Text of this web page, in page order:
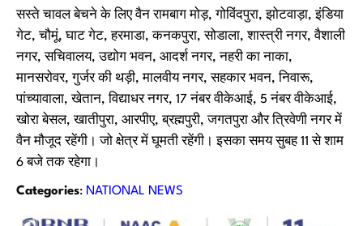
सस्ते चावल बेचने के लिए वैन रामबाग मोड़, गोविंदपुरा, झोटवाड़ा, इंडिया
गेट, चौमूं, घाट गेट, हरमाडा, कनकपुरा, सोडाला, शास्त्री नगर, वैशाली
नगर, सचिवालय, उद्योग भवन, आदर्श नगर, नहरी का नाका,
मानसरोवर, गुर्जर की थड़ी, मालवीय नगर, सहकार भवन, निवारू,
पांच्यावाला, खेतान, विद्याधर नगर, 17 नंबर वीकेआई, 5 नंबर वीकेआई,
खोरा बेसल, खातीपुरा, आरपीए, ब्रह्मपुरी, जगतपुरा और त्रिवेणी नगर में
वैन मौजूद रहेंगी। जो क्षेत्र में घूमती रहेंगी। इसका समय सुबह 11 से शाम
6 बजे तक रहेगा।
Categories: NATIONAL NEWS